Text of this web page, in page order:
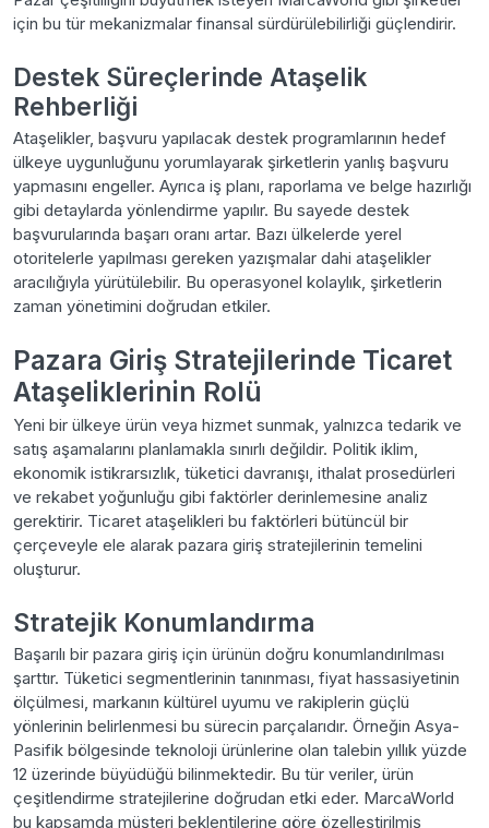
için bu tür mekanizmalar finansal sürdürülebilirliği güçlendirir.
Destek Süreçlerinde Ataşelik
Rehberliği
Ataşelikler, başvuru yapılacak destek programlarının hedef
ülkeye uygunluğunu yorumlayarak şirketlerin yanlış başvuru
yapmasını engeller. Ayrıca iş planı, raporlama ve belge hazırlığı
gibi detaylarda yönlendirme yapılır. Bu sayede destek
başvurularında başarı oranı artar. Bazı ülkelerde yerel
otoritelerle yapılması gereken yazışmalar dahi ataşelikler
aracılığıyla yürütülebilir. Bu operasyonel kolaylık, şirketlerin
zaman yönetimini doğrudan etkiler.
Pazara Giriş Stratejilerinde Ticaret
Ataşeliklerinin Rolü
Yeni bir ülkeye ürün veya hizmet sunmak, yalnızca tedarik ve
satış aşamalarını planlamakla sınırlı değildir. Politik iklim,
ekonomik istikrarsızlık, tüketici davranışı, ithalat prosedürleri
ve rekabet yoğunluğu gibi faktörler derinlemesine analiz
gerektirir. Ticaret ataşelikleri bu faktörleri bütüncül bir
çerçeveyle ele alarak pazara giriş stratejilerinin temelini
oluşturur.
Stratejik Konumlandırma
Başarılı bir pazara giriş için ürünün doğru konumlandırılması
şarttır. Tüketici segmentlerinin tanınması, fiyat hassasiyetinin
ölçülmesi, markanın kültürel uyumu ve rakiplerin güçlü
yönlerinin belirlenmesi bu sürecin parçalarıdır. Örneğin Asya-
Pasifik bölgesinde teknoloji ürünlerine olan talebin yıllık yüzde
12 üzerinde büyüdüğü bilinmektedir. Bu tür veriler, ürün
çeşitlendirme stratejilerine doğrudan etki eder. MarcaWorld
bu kapsamda müşteri beklentilerine göre özelleştirilmiş